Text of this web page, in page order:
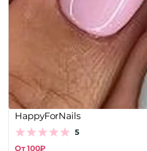
HappyForNails
5
От 100₽